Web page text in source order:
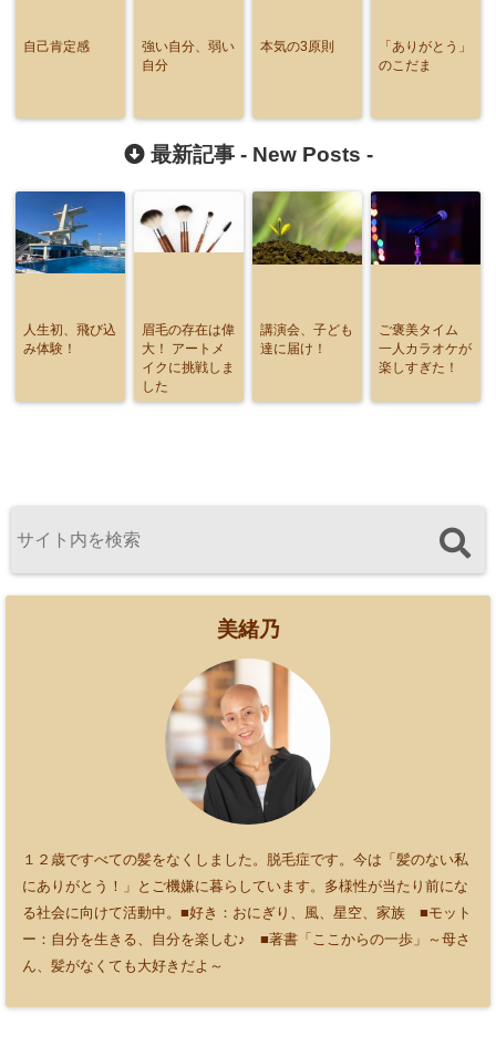
自己肯定感
強い自分、弱い
自分
本気の3原則
「ありがとう」
のこだま
最新記事 - New Posts -
人生初、飛び込
み体験！
眉毛の存在は偉
大！ アートメ
イクに挑戦しま
した
講演会、子ども
達に届け！
ご褒美タイム
一人カラオケが
楽しすぎた！
美緒乃
１２歳ですべての髪をなくしました。脱毛症です。今は「髪のない私
にありがとう！」とご機嫌に暮らしています。多様性が当たり前にな
る社会に向けて活動中。■好き：おにぎり、風、星空、家族 ■モット
ー：自分を生きる、自分を楽しむ♪ ■著書「ここからの一歩」～母さ
ん、髪がなくても大好きだよ～